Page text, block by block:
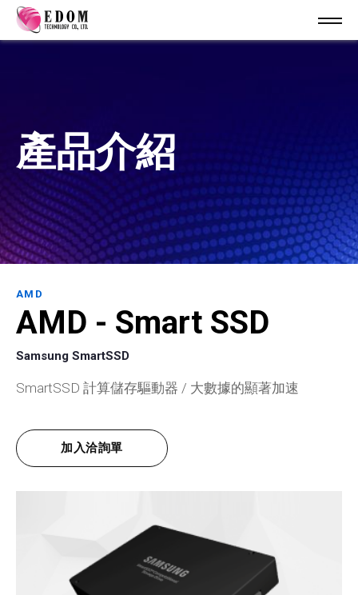
產品介紹
AMD
AMD - Smart SSD
Samsung SmartSSD
SmartSSD 計算儲存驅動器 / 大數據的顯著加速
加入洽詢單